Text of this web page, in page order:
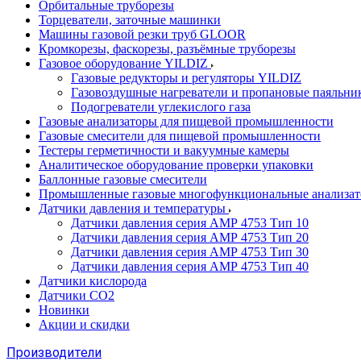
Орбитальные труборезы
Торцеватели, заточные машинки
Машины газовой резки труб GLOOR
Кромкорезы, фаскорезы, разъёмные труборезы
Газовое оборудование YILDIZ
Газовые редукторы и регуляторы YILDIZ
Газовоздушные нагреватели и пропановые
Подогреватели углекислого газа
Газовые анализаторы для пищевой промышленности
Газовые смесители для пищевой промышленности
Тестеры герметичности и вакуумные камеры
Аналитическое оборудование проверки упаковки
Баллонные газовые смесители
Промышленные газовые многофункциональные
Датчики давления и температуры
Датчики давления серия АМР 4753 Тип 10
Датчики давления серия АМР 4753 Тип 20
Датчики давления серия АМР 4753 Тип 30
Датчики давления серия АМР 4753 Тип 40
Датчики кислорода
Датчики CO2
Новинки
Акции и скидки
Производители